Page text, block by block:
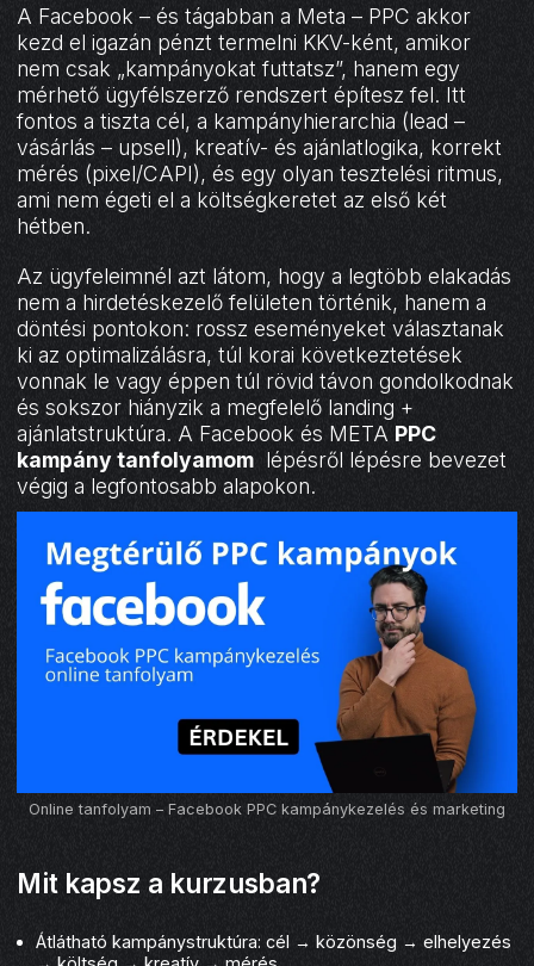
A Facebook – és tágabban a Meta – PPC akkor
kezd el igazán pénzt termelni KKV-ként, amikor
nem csak „kampányokat futtatsz”, hanem egy
mérhető ügyfélszerző rendszert építesz fel. Itt
fontos a tiszta cél, a kampányhierarchia (lead –
vásárlás – upsell), kreatív- és ajánlatlogika, korrekt
mérés (pixel/CAPI), és egy olyan tesztelési ritmus,
ami nem égeti el a költségkeretet az első két
hétben.
Az ügyfeleimnél azt látom, hogy a legtöbb elakadás
nem a hirdetéskezelő felületen történik, hanem a
döntési pontokon: rossz eseményeket választanak
ki az optimalizálásra, túl korai következtetések
vonnak le vagy éppen túl rövid távon gondolkodnak
és sokszor hiányzik a megfelelő landing +
ajánlatstruktúra. A Facebook és META PPC
kampány tanfolyamom lépésről lépésre bevezet
végig a legfontosabb alapokon.
Online tanfolyam – Facebook PPC kampánykezelés és marketing
Mit kapsz a kurzusban?
Átlátható kampánystruktúra: cél → közönség → elhelyezés